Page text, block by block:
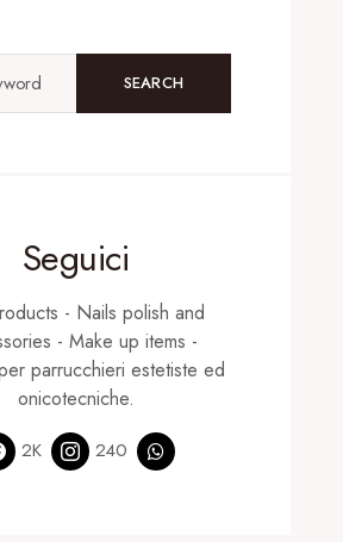
SEARCH
Seguici
- Nails polish and
- Make up items -
parrucchieri estetiste ed
onicotecniche.
2K 240